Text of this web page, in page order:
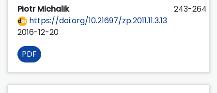
Piotr Michalik
243-264
https://doi.org/10.21697/zp.2011.11.3.13
2016-12-20
PDF